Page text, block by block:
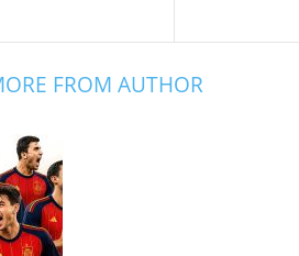
FROM AUTHOR